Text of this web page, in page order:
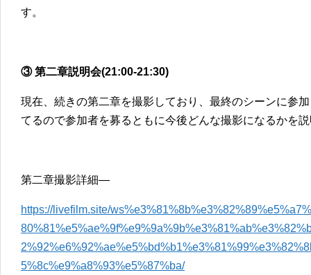
す。
③ 第二章説明会(21:00-21:30)
現在、続きの第二章を撮影しており、最終のシーンに参
てるので参加者を募るともに今後どんな撮影になるかを
第二章撮影詳細―
https://livefilm.site/
5%8c%e9%a8%93%e5%87%ba/